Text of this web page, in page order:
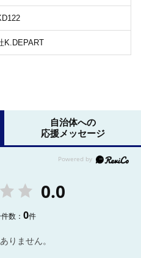
K.DEPART
自治体への
応援メッセージ
0.0
数：0件
りません。